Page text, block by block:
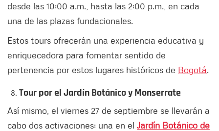
desde las 10:00 a.m., hasta las 2:00 p.m., en cada
una de las plazas fundacionales.
Estos tours ofrecerán una experiencia educativa y
enriquecedora para fomentar sentido de
pertenencia por estos lugares históricos de Bogotá.
Tour por el Jardín Botánico y Monserrate
Así mismo, el viernes 27 de septiembre se llevarán a
cabo dos activaciones: una en el Jardín Botánico de